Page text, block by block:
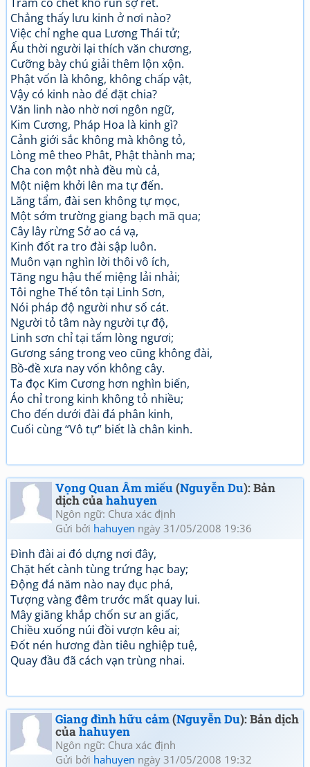
Chẳng thấy lưu kinh ở nơi nào?
Việc chỉ nghe qua Lương Thái tử;
Ấu thời người lại thích văn chương,
Cưỡng bày chú giải thêm lộn xộn.
Phật vốn là không, không chấp vật,
Vậy có kinh nào để đặt chia?
Văn linh nào nhờ nơi ngôn ngữ,
Kim Cương, Pháp Hoa là kinh gì?
Cảnh giới sắc không mà không tỏ,
Lòng mê theo Phât, Phật thành ma;
Cha con một nhà đều mù cả,
Một niệm khởi lên ma tự đến.
Lăng tẩm, đài sen không tự mọc,
Một sớm trường giang bạch mã qua;
Cây lây rừng Sở ao cá vạ,
Kinh đốt ra tro đài sập luôn.
Muôn vạn nghìn lời thôi vô ích,
Tăng ngu hậu thế miệng lải nhải;
Tôi nghe Thế tôn tại Linh Sơn,
Nói pháp độ người như số cát.
Người tỏ tâm này người tự độ,
Linh sơn chỉ tại tấm lòng ngươi;
Gương sáng trong veo cũng không đài,
Bồ-đề xưa nay vốn không cây.
Ta đọc Kim Cương hơn nghìn biến,
Áo chỉ trong kinh không tỏ nhiều;
Cho đến dưới đài đá phân kinh,
Cuối cùng “Vô tự” biết là chân kinh.
Vọng Quan Âm miếu(Nguyễn Du): Bản
dịch củahahuyen
Ngôn ngữ: Chưa xác định
Gửi bởi hahuyen ngày 31/05/2008 19:36
Đình đài ai đó dựng nơi đây,
Chặt hết cành tùng trứng hạc bay;
Động đá năm nào nay đục phá,
Tượng vàng đêm trước mất quay lui.
Mây giăng khắp chốn sư an giấc,
Chiều xuống núi đồi vượn kêu ai;
Đốt nén hương đàn tiêu nghiệp tuệ,
Quay đầu đã cách vạn trùng nhai.
Giang đình hữu cảm(Nguyễn Du): Bản dịch
củahahuyen
Ngôn ngữ: Chưa xác định
Gửi bởi hahuyen ngày 31/05/2008 19:32